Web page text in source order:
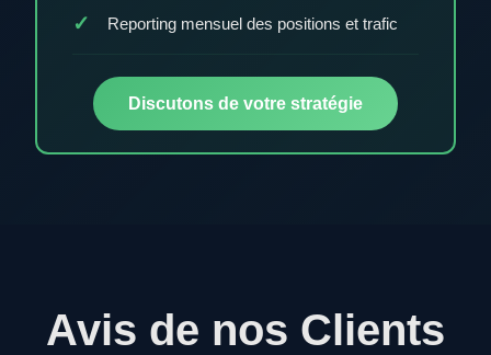
Reporting mensuel des positions et trafic
Discutons de votre stratégie
Avis de nos Clients